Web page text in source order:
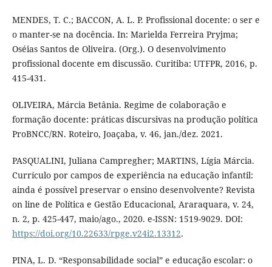
MENDES, T. C.; BACCON, A. L. P. Profissional docente: o ser e
o manter-se na docência. In: Marielda Ferreira Pryjma;
Oséias Santos de Oliveira. (Org.). O desenvolvimento
profissional docente em discussão. Curitiba: UTFPR, 2016, p.
415-431.
OLIVEIRA, Márcia Betânia. Regime de colaboração e
formação docente: práticas discursivas na produção política
ProBNCC/RN. Roteiro, Joaçaba, v. 46, jan./dez. 2021.
PASQUALINI, Juliana Campregher; MARTINS, Lígia Márcia.
Currículo por campos de experiência na educação infantil:
ainda é possível preservar o ensino desenvolvente? Revista
on line de Política e Gestão Educacional, Araraquara, v. 24,
n. 2, p. 425-447, maio/ago., 2020. e-ISSN: 1519-9029. DOI:
https://doi.org/10.22633/rpge.v24i2.13312.
PINA, L. D. “Responsabilidade social” e educação escolar: o